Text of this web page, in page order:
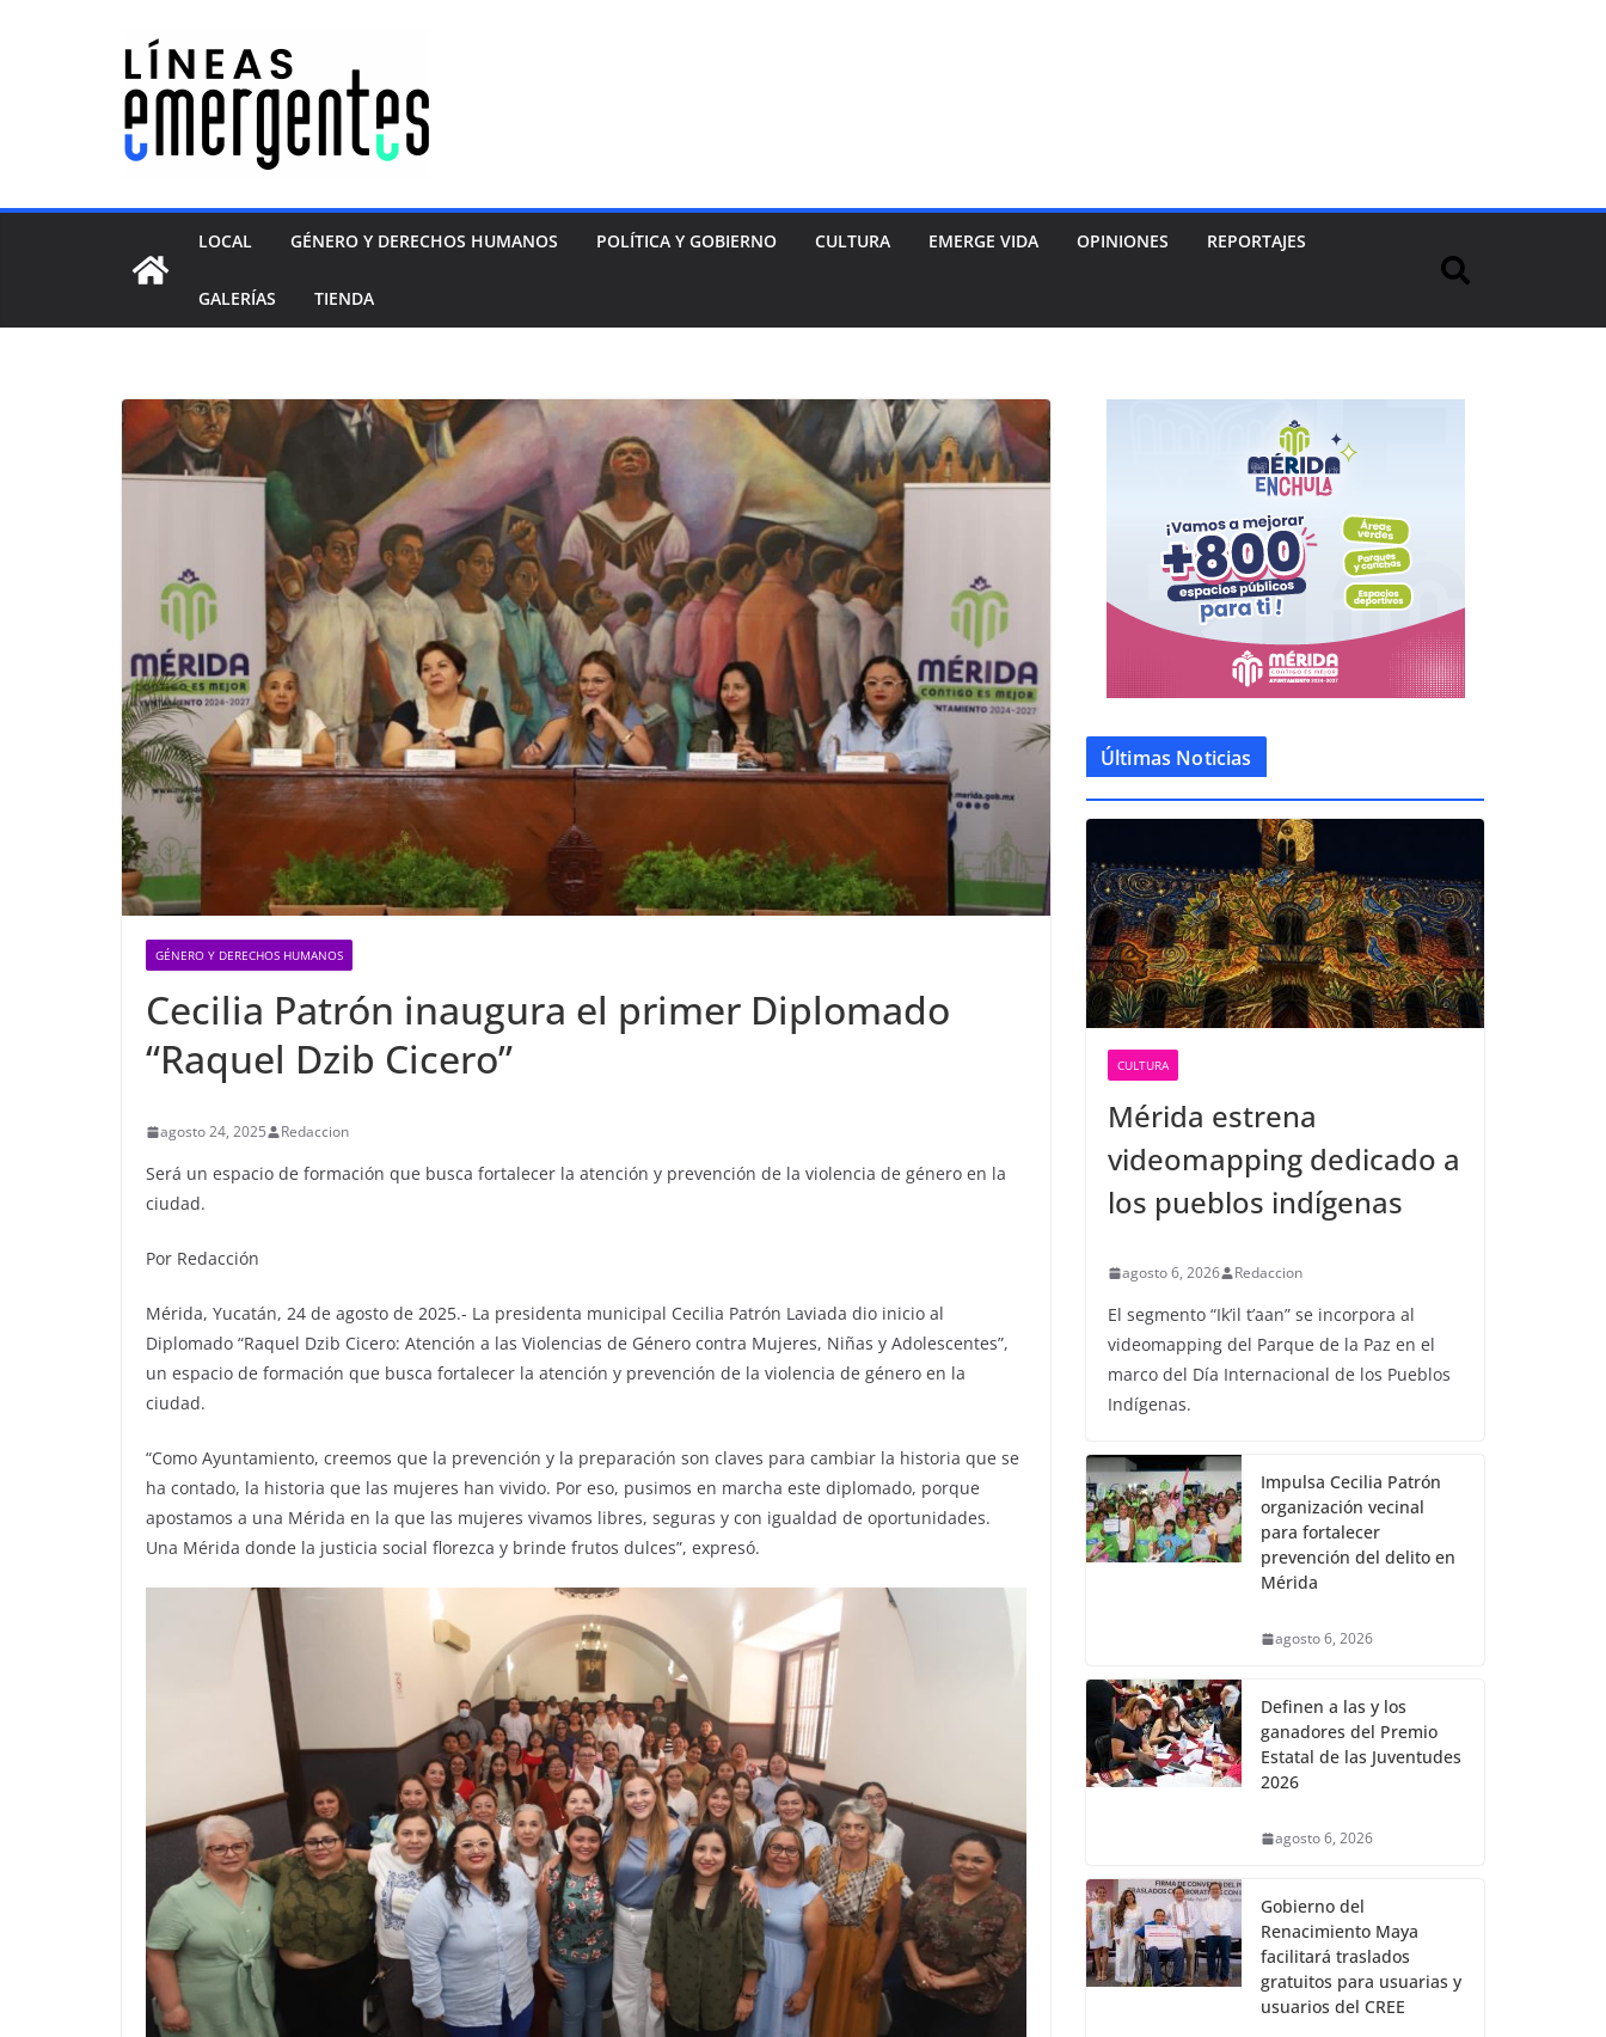
LOCAL GÉNERO Y DERECHOS HUMANOS POLÍTICA Y GOBIERNO CULTURA EMERGE VIDA OPINIONES REPORTAJES
GALERÍAS TIENDA
GÉNERO Y DERECHOS HUMANOS
Cecilia Patrón inaugura el primer Diplomado
“Raquel Dzib Cicero”
agosto 24, 2025 Redaccion
Será un espacio de formación que busca fortalecer la atención y prevención de la violencia de género en la
ciudad.
Por Redacción
Mérida, Yucatán, 24 de agosto de 2025.- La presidenta municipal Cecilia Patrón Laviada dio inicio al
Diplomado “Raquel Dzib Cicero: Atención a las Violencias de Género contra Mujeres, Niñas y Adolescentes”,
un espacio de formación que busca fortalecer la atención y prevención de la violencia de género en la
ciudad.
“Como Ayuntamiento, creemos que la prevención y la preparación son claves para cambiar la historia que se
ha contado, la historia que las mujeres han vivido. Por eso, pusimos en marcha este diplomado, porque
apostamos a una Mérida en la que las mujeres vivamos libres, seguras y con igualdad de oportunidades.
Una Mérida donde la justicia social florezca y brinde frutos dulces”, expresó.
Últimas Noticias
CULTURA
Mérida estrena
videomapping dedicado a
los pueblos indígenas
agosto 6, 2026 Redaccion
El segmento “Ik’il t’aan” se incorpora al
videomapping del Parque de la Paz en el
marco del Día Internacional de los Pueblos
Indígenas.
Impulsa Cecilia Patrón
organización vecinal
para fortalecer
prevención del delito en
Mérida
agosto 6, 2026
Definen a las y los
ganadores del Premio
Estatal de las Juventudes
2026
agosto 6, 2026
Gobierno del
Renacimiento Maya
facilitará traslados
gratuitos para usuarias y
usuarios del CREE